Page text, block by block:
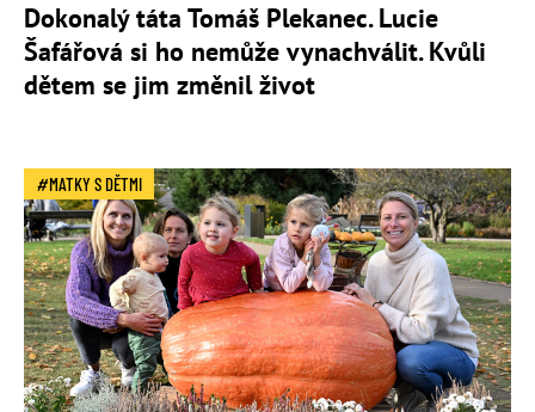
Dokonalý táta Tomáš Plekanec. Lucie
Šafářová si ho nemůže vynachválit. Kvůli
dětem se jim změnil život
MATKY S DĚTMI